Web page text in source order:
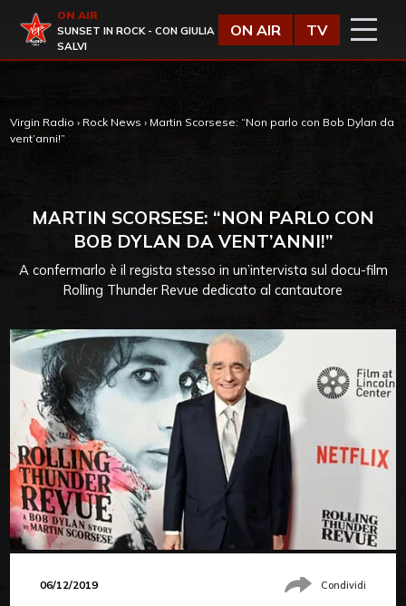
Virgin Radio
ON AIR
SUNSET IN ROCK - CON GIULIA
SALVI
ON AIR TV
Virgin Radio › Rock News › Martin Scorsese: “Non parlo con Bob Dylan da
vent’anni!”
MARTIN SCORSESE: “NON PARLO CON
BOB DYLAN DA VENT’ANNI!”
A confermarlo è il regista stesso in un’intervista sul docu-film
Rolling Thunder Revue dedicato al cantautore
06/12/2019 Condividi